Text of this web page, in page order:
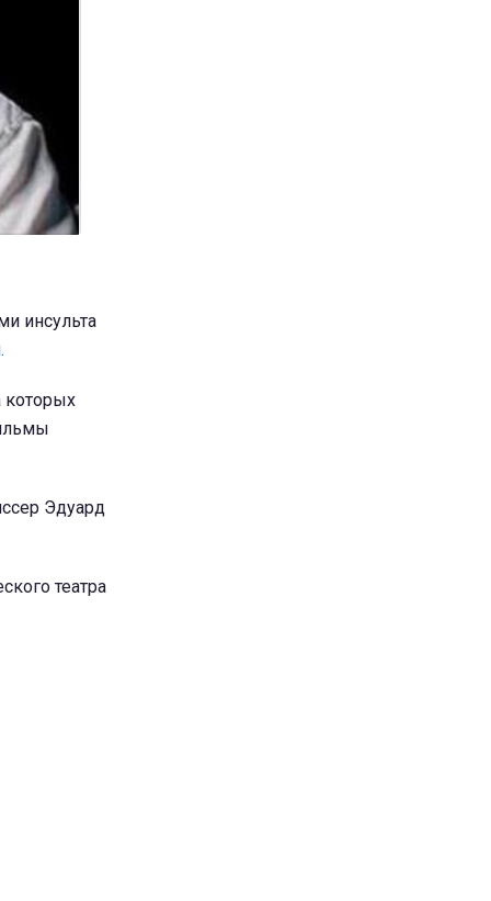
инсульта
которых
Эдуард
театра